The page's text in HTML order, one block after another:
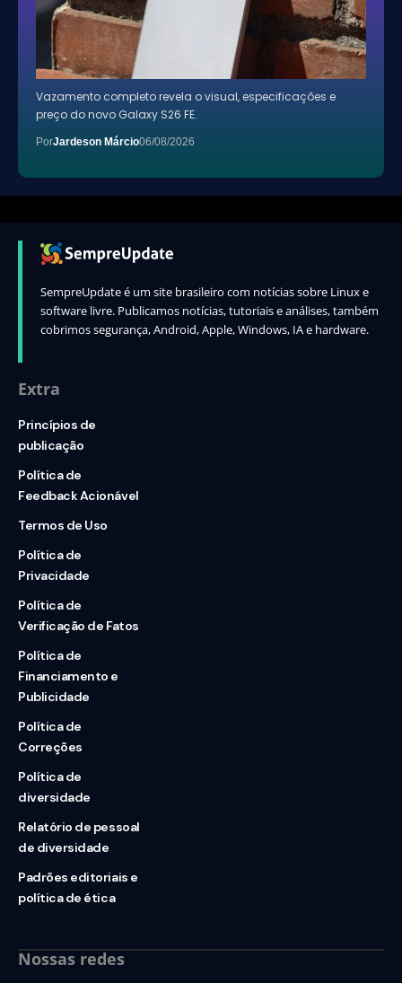
Vazamento completo revela o visual, especificações e
preço do novo Galaxy S26 FE.
PorJardeson Márcio06/08/2026
SempreUpdate é um site brasileiro com notícias sobre Linux e
software livre. Publicamos notícias, tutoriais e análises, também
cobrimos segurança, Android, Apple, Windows, IA e hardware.
Extra
Princípios de
publicação
Política de
Feedback Acionável
Termos de Uso
Política de
Privacidade
Política de
Verificação de Fatos
Política de
Financiamento e
Publicidade
Política de
Correções
Política de
diversidade
Relatório de pessoal
de diversidade
Padrões editoriais e
política de ética
Nossas redes